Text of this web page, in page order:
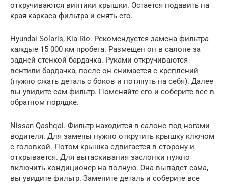
откручиваются винтики крышки. Остается подавить на
края каркаса фильтра и снять его.
Hyundai Solaris, Kia Rio. Рекомендуется замена фильтра
каждые 15 000 км пробега. Размещен он в салоне за
задней стенкой бардачка. Руками откручиваются
вентили бардачка, после он снимается с креплений
(нужно сжать деталь с боков и потянуть на себя). Далее
вы увидите сам фильтр. Поменяйте его и соберите все в
обратном порядке.
Nissan Qashqai. Фильтр находится в салоне под ногами
водителя. Для замены нужно открутить крышку ключом
с головкой. Потом крышка сдвигается в сторону и
открывается. Для вытаскивания заслонки нужно
включить кондиционер на полную. Она выпадет сама,
вы увидите фильтр. Замените деталь и соберите все